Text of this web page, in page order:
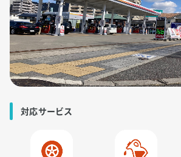
対応サービス